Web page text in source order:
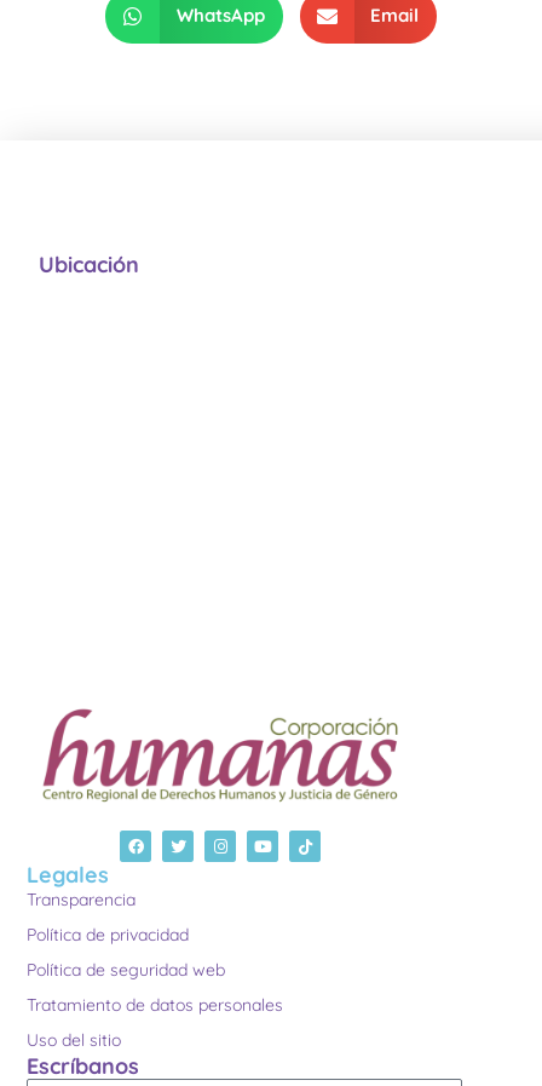
WhatsApp Email
Legales
Transparencia
Política de privacidad
Política de seguridad web
Tratamiento de datos personales
Uso del sitio
Escríbanos
Ubicación